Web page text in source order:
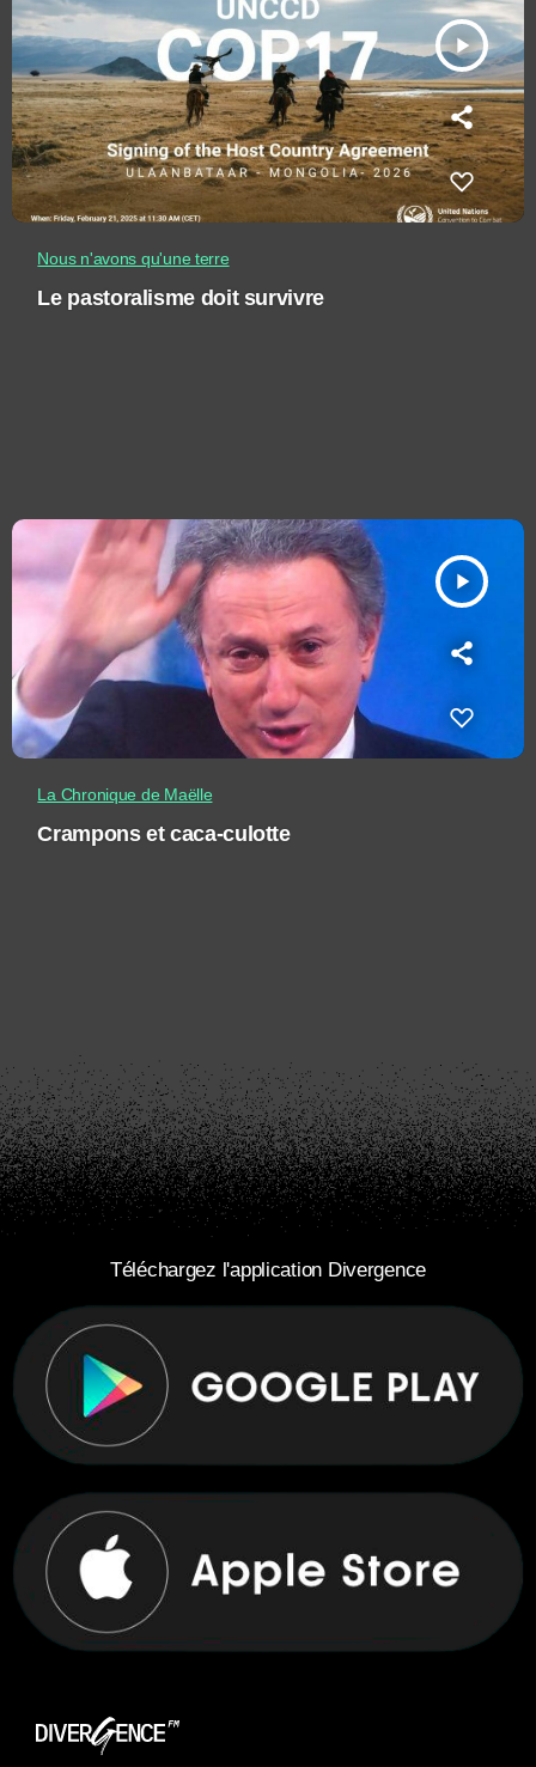
play_arrow
Nous n'avons qu'une terre
Le pastoralisme doit survivre
play_arrow
La Chronique de Maëlle
Crampons et caca-culotte
Téléchargez l'application Divergence